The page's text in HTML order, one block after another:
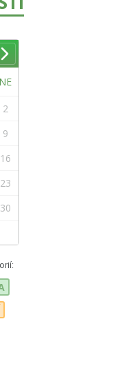
NE
2
9
16
23
30